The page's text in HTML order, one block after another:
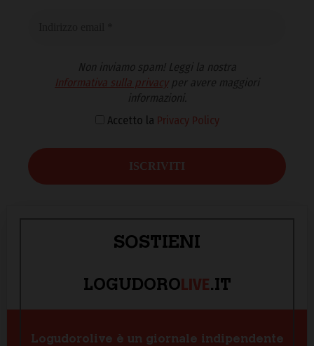
Non inviamo spam! Leggi la nostra
Informativa sulla privacyper avere maggiori
informazioni.
Accetto la Privacy Policy
SOSTIENI
LOGUDOROLIVE.IT
Logudorolive è un giornale indipendente